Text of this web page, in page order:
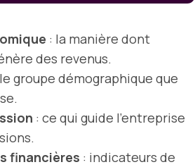
: la manière dont
des revenus.
groupe démographique que
: ce qui guide l’entreprise
financières : indicateurs de